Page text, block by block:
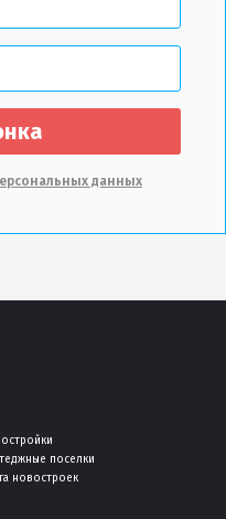
данных
поселки
новостроек